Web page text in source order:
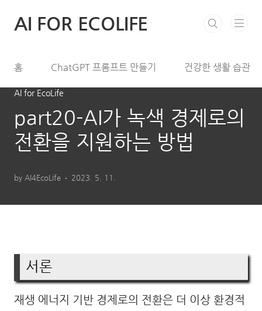
AI FOR ECOLIFE
홈 ChatGPT 프롬프트 만들기 건강한 생활 습관
AI for EcoLife
part20-AI가 녹색 경제로의
전환을 지원하는 방법
by AI4EcoLife 2023. 5. 11.
서론
재생 에너지 기반 경제로의 전환은 더 이상 환경적